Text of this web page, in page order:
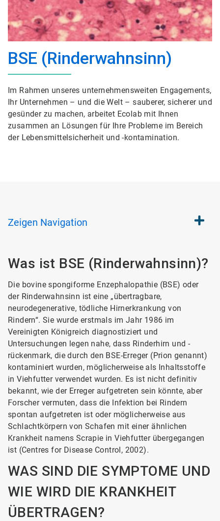
BSE (Rinderwahnsinn)
Im Rahmen unseres unternehmensweiten Engagements,
Ihr Unternehmen – und die Welt – sauberer, sicherer und
gesünder zu machen, arbeitet Ecolab mit Ihnen
zusammen an Lösungen für Ihre Probleme im Bereich
der Lebensmittelsicherheit und -kontamination.
Zeigen Navigation
Was ist BSE (Rinderwahnsinn)?
Die bovine spongiforme Enzephalopathie (BSE) oder
der Rinderwahnsinn ist eine „übertragbare,
neurodegenerative, tödliche Hirnerkrankung von
Rindern“. Sie wurde erstmals im Jahr 1986 im
Vereinigten Königreich diagnostiziert und
Untersuchungen legen nahe, dass Rinderhirn und -
rückenmark, die durch den BSE-Erreger (Prion genannt)
kontaminiert wurden, möglicherweise als Inhaltsstoffe
in Viehfutter verwendet wurden. Es ist nicht definitiv
bekannt, wie der Erreger aufgetreten sein könnte, aber
Forscher vermuten, dass die Infektion bei Rindern
spontan aufgetreten ist oder möglicherweise aus
Schlachtkörpern von Schafen mit einer ähnlichen
Krankheit namens Scrapie in Viehfutter übergegangen
ist (Centres for Disease Control, 2002).
WAS SIND DIE SYMPTOME UND
WIE WIRD DIE KRANKHEIT
ÜBERTRAGEN?